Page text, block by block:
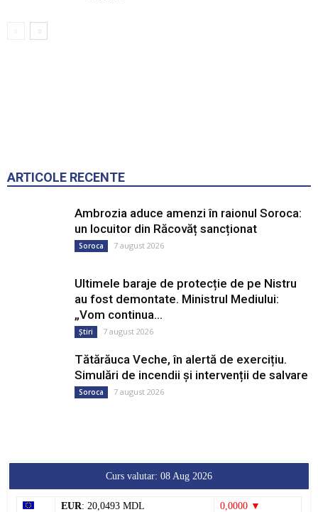
ARTICOLE RECENTE
Ambrozia aduce amenzi în raionul Soroca:
un locuitor din Răcovăț sancționat
Soroca 7 august 2026
Ultimele baraje de protecție de pe Nistru
au fost demontate. Ministrul Mediului:
„Vom continua...
Știri 7 august 2026
Tătărăuca Veche, în alertă de exercițiu.
Simulări de incendii și intervenții de salvare
Soroca 7 august 2026
Curs valutar: 08 Aug 2026
EUR: 20,0493 MDL
0,0000 ▼